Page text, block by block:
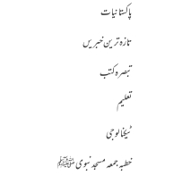
پاکستانیات
تازہ ترین خبریں
تبصرہ کتب
تعلیم
ٹیکنالوجی
خطبہ جمعہ مسجد نبوی ﷺ